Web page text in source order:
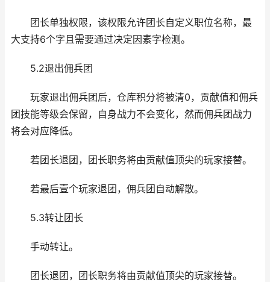
团长单独权限，该权限允许团长自定义职位名称，最
大支持6个字且需要通过决定因素字检测。
5.2退出佣兵团
玩家退出佣兵团后，仓库积分将被清0，贡献值和佣兵
团技能等级会保留，自身战力不会变化，然而佣兵团战力
将会对应降低。
若团长退团，团长职务将由贡献值顶尖的玩家接替。
若最后壹个玩家退团，佣兵团自动解散。
5.3转让团长
手动转让。
团长退团，团长职务将由贡献值顶尖的玩家接替。